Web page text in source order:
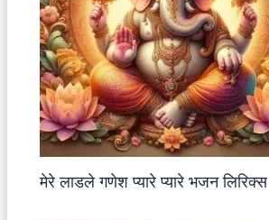
मेरे लाडले गणेश प्यारे प्यारे भजन लिरिक्स